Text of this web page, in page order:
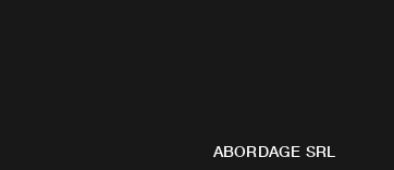
ABORDAGE SRL